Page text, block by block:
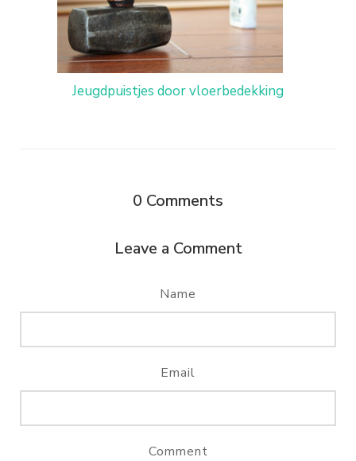
Jeugdpuistjes door vloerbedekking
0 Comments
Leave a Comment
Name
Email
Comment